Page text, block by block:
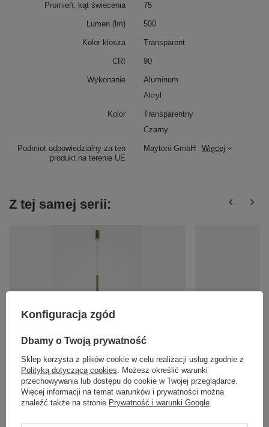
Podmiot odpowiedzialny za ten
produkt na terenie UE
Maytoni GmbH Więcej
Promień, kąt świecenia 75
Lumen (lm) 500
Kolor klosza Transparent
CRI 90
Wykonanie
Aluminum
Akryl
Kolor
Transparentny
Czarny
Z tej samej serii:
Pro Shade MOD157PL-L6G4K1 Maytoni
Konfiguracja zgód
Dbamy o Twoją prywatność
Sklep korzysta z plików cookie w celu realizacji usług zgodnie z
Polityką dotyczącą cookies. Możesz określić warunki
przechowywania lub dostępu do cookie w Twojej przeglądarce.
Więcej informacji na temat warunków i prywatności można
znaleźć także na stronie Prywatność i warunki Google.